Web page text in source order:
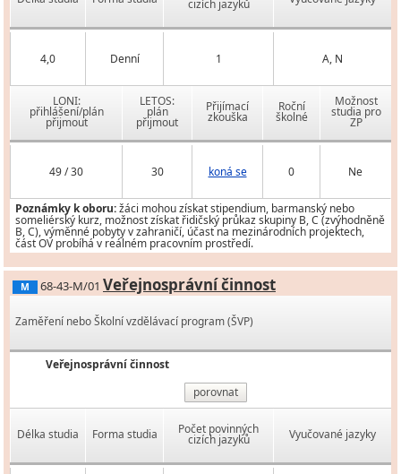
cizích jazyků
4,0 Denní 1 A, N
LONI:
přihlášení/plán
přijmout
LETOS:
plán
přijmout
Přijímací
zkouška
Roční
školné
Možnost
studia pro
ZP
49 / 30 30 koná se 0 Ne
Poznámky k oboru:žáci mohou získat stipendium, barmanský nebo
someliérský kurz, možnost získat řidičský průkaz skupiny B, C (zvýhodněně
B, C), výměnné pobyty v zahraničí, účast na mezinárodních projektech,
část OV probíhá v reálném pracovním prostředí.
M 68-43-M/01 Veřejnosprávní činnost
Zaměření nebo Školní vzdělávací program (ŠVP)
Veřejnosprávní činnost
porovnat
Délka studia Forma studia Počet povinných
cizích jazyků Vyučované jazyky